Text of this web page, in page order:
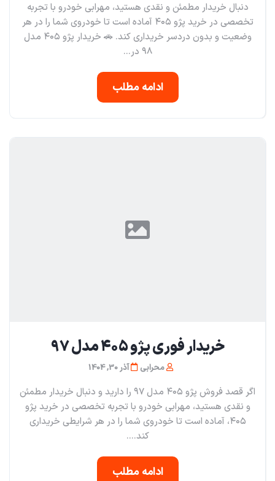
دنبال خریدار مطمئن و نقدی هستید، مهرابی خودرو با تجربه
تخصصی در خرید پژو ۴۰۵ آماده است تا خودروی شما را در هر
وضعیت و بدون دردسر خریداری کند. 🚗 خریدار پژو ۴۰۵ مدل
۹۸ در...
ادامه مطلب
خریدار فوری پژو ۴۰۵ مدل ۹۷
محرابی آذر 30, 1404
اگر قصد فروش پژو ۴۰۵ مدل ۹۷ را دارید و دنبال خریدار مطمئن
و نقدی هستید، مهرابی خودرو با تجربه تخصصی در خرید پژو
۴۰۵، آماده است تا خودروی شما را در هر شرایطی خریداری
کند....
ادامه مطلب